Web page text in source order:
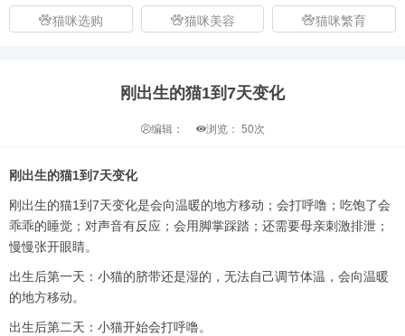
猫咪选购 猫咪美容 猫咪繁育
刚出生的猫1到7天变化
编辑： 浏览： 50次
刚出生的猫1到7天变化
刚出生的猫1到7天变化是会向温暖的地方移动；会打呼噜；吃饱了会
乖乖的睡觉；对声音有反应；会用脚掌踩踏；还需要母亲刺激排泄；
慢慢张开眼睛。
出生后第一天：小猫的脐带还是湿的，无法自己调节体温，会向温暖
的地方移动。
出生后第二天：小猫开始会打呼噜。